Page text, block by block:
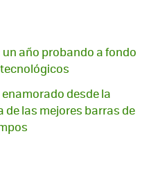
un año probando a fondo
desde la
las mejores barras de